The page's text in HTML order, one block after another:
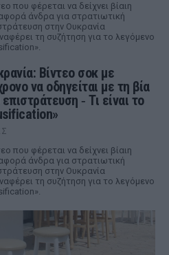
που φέρεται να δείχνει βίαιη
άνδρα για στρατιωτική
στην Ουκρανία
τη συζήτηση για το λεγόμενο
Βίντεο σοκ με
να οδηγείται με τη βία
επιστράτευση ‑ Τι είναι το
που φέρεται να δείχνει βίαιη
άνδρα για στρατιωτική
στην Ουκρανία
τη συζήτηση για το λεγόμενο